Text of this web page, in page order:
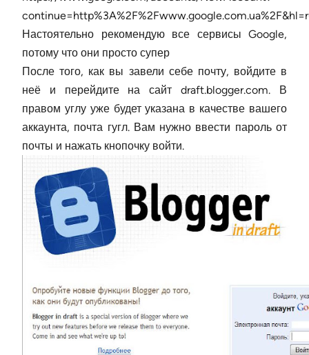
Настоятельно рекомендую все сервисы Google,
потому что они просто супер
После того, как вы завели себе почту, войдите в
неё и перейдите на сайт draft.blogger.com. В
правом углу уже будет указана в качестве вашего
аккаунта, почта гугл. Вам нужно ввести пароль от
почты и нажать кнопочку войти.